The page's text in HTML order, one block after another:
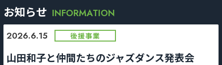
KYT news every かごしま
かごしまソロ活
It推しTV
お知らせ INFORMATION
2026.6.15 後援事業
山田和子と仲間たちのジャズダンス発表会